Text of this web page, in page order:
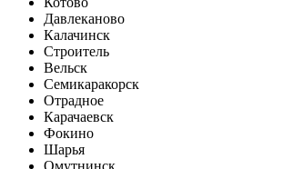
Давлеканово
Калачинск
Строитель
Вельск
Семикаракорск
Отрадное
Карачаевск
Фокино
Шарья